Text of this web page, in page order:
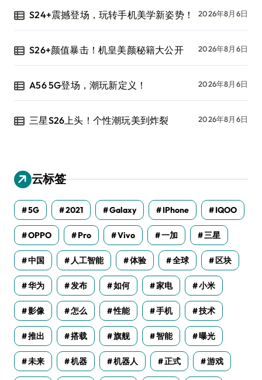
S24+震撼登场，玩转手机美学新姿势！ 2026年8月6日
S26+颜值暴击！机皇美颜秘籍大公开 2026年8月6日
A56 5G登场，潮玩新定义！ 2026年8月6日
三星S26上头！个性潮玩美到炸裂 2026年8月6日
云标签
5G 2021 Galaxy IPhone IQOO
OPPO Pro Vivo 一加 三星
中国 人工智能 体验 全球 区块
华为 发布 如何 家电 小米
影像 怎么 性能 手机 技术
推出 搭载 旗舰 智能 曝光
未来 机器 机器人 正式 游戏